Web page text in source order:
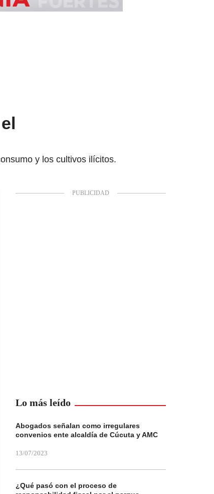
y los cultivos ilícitos.
Lo más leído
Abogados señalan como irregulares
convenios ente alcaldía de Cúcuta y AMC
13/07/2023
¿Qué pasó con el proceso de